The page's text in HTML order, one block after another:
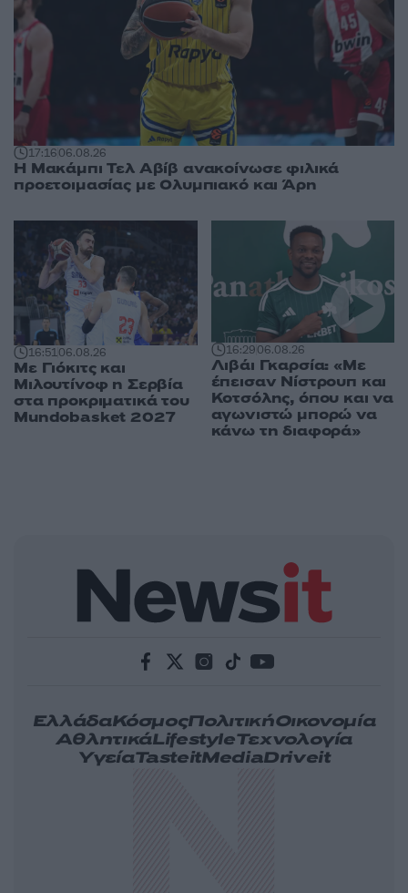
17:1606.08.26
Η Μακάμπι Τελ Αβίβ ανακοίνωσε φιλικά
προετοιμασίας με Ολυμπιακό και Άρη
16:5106.08.26
Με Γιόκιτς και
Μιλουτίνοφ η Σερβία
στα προκριματικά του
Mundobasket 2027
16:2906.08.26
Λιβάι Γκαρσία: «Με
έπεισαν Νίστρουπ και
Κοτσόλης, όπου και να
αγωνιστώ μπορώ να
κάνω τη διαφορά»
ΕλλάδαΚόσμοςΠολιτικήΟικονομία
ΑθλητικάLifestyleΤεχνολογία
ΥγείαTasteitMediaDriveit